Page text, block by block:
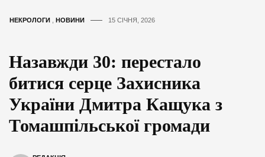
НЕКРОЛОГИ НОВИНИ 15 СІЧНЯ, 2026
Назавжди 30: перестало
битися серце Захисника
України Дмитра Кащука з
Томашпільської громади